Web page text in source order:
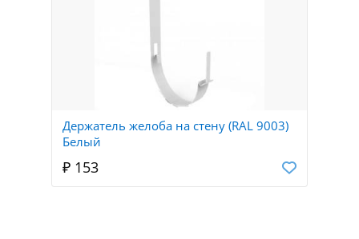
Держатель желоба на стену (RAL 9003)
Белый
₽ 153